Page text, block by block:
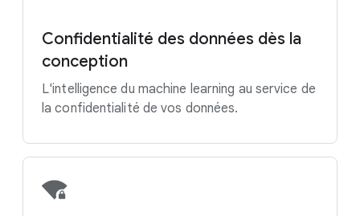
Confidentialité des données dès la
conception
L'intelligence du machine learning au service de
la confidentialité de vos données.